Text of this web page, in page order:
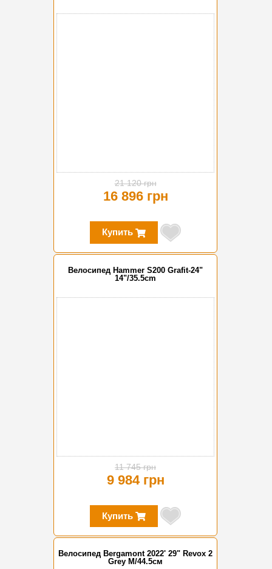
21 120 грн
16 896 грн
Купить
Велосипед Hammer S200 Grafit-24"
14"/35.5cm
11 745 грн
9 984 грн
Купить
Велосипед Bergamont 2022' 29" Revox 2
Grey M/44.5см